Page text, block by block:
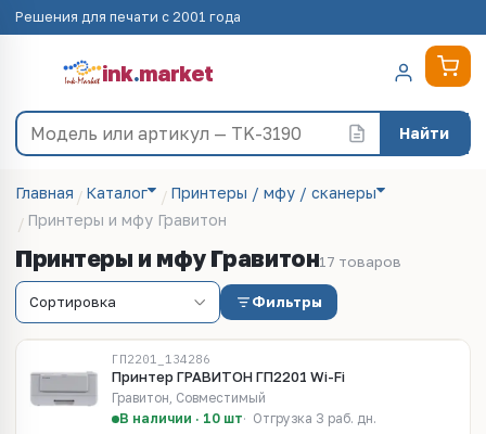
Решения для печати с 2001 года
ink.market
Найти
Главная Каталог
Принтеры / мфу / сканеры
Принтеры и мфу Гравитон
Принтеры и мфу Гравитон17 товаров
Фильтры
ГП2201_134286
Принтер ГРАВИТОН ГП2201 Wi-Fi
Гравитон, Совместимый
В наличии · 10 шт
Отгрузка 3 раб. дн.